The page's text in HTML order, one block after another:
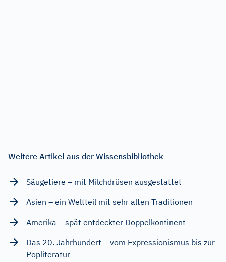
Weitere Artikel aus der Wissensbibliothek
Säugetiere – mit Milchdrüsen ausgestattet
Asien – ein Weltteil mit sehr alten Traditionen
Amerika – spät entdeckter Doppelkontinent
Das 20. Jahrhundert – vom Expressionismus bis zur
Popliteratur